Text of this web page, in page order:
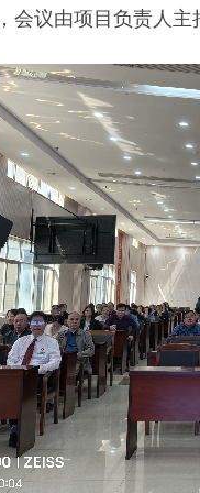
会议由项目负责人主